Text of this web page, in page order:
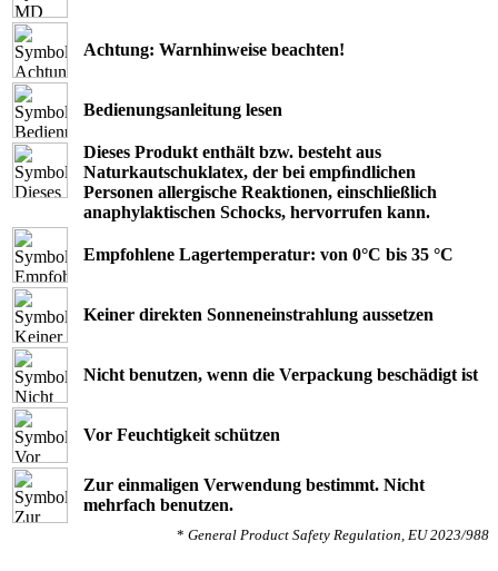
Achtung: Warnhinweise beachten!
Bedienungsanleitung lesen
Dieses Produkt enthält bzw. besteht aus
Naturkautschuklatex, der bei empﬁndlichen
Personen allergische Reaktionen, einschließlich
anaphylaktischen Schocks, hervorrufen kann.
Empfohlene Lagertemperatur: von 0°C bis 35 °C
Keiner direkten Sonneneinstrahlung aussetzen
Nicht benutzen, wenn die Verpackung beschädigt ist
Vor Feuchtigkeit schützen
Zur einmaligen Verwendung bestimmt. Nicht
mehrfach benutzen.
* General Product Safety Regulation, EU 2023/988